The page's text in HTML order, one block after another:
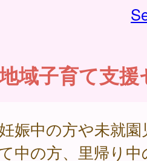
域子育て支
娠中の方や未就
中の方、里帰り